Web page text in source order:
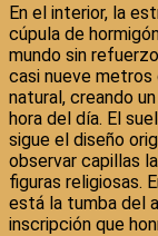
En el interior, la
cúpula de
mundo sin
casi nueve
natural, creando
hora del día. El
sigue el diseño
observar capillas
figuras religiosas.
está la tumba del
inscripción que